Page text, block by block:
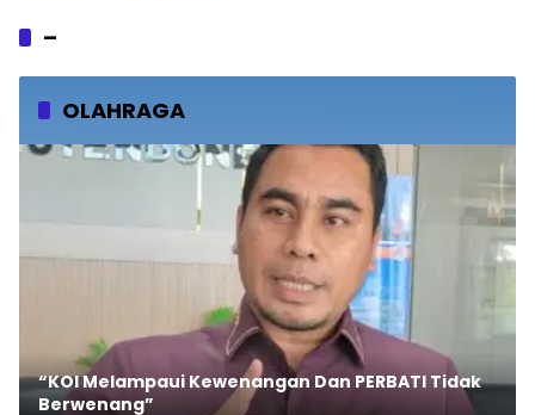
–
OLAHRAGA
“KOI Melampaui Kewenangan Dan PERBATI Tidak
Berwenang”